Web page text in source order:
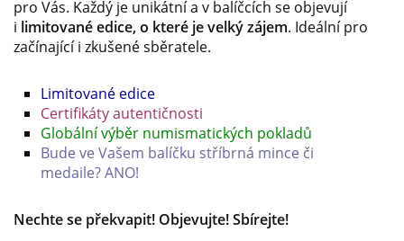
pro Vás. Každý je unikátní a v balíčcích se objevují
i limitované edice, o které je velký zájem. Ideální pro
začínající i zkušené sběratele.
Limitované edice
Certifikáty autentičnosti
Globální výběr numismatických pokladů
Bude ve Vašem balíčku stříbrná mince či
medaile? ANO!
Nechte se překvapit! Objevujte! Sbírejte!